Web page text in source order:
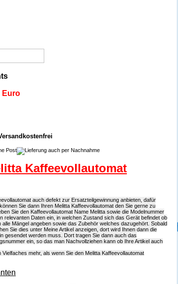
Euro
Kaffeevollautomat
auch defekt zur Ersatzteilgewinnung anbieten, dafür
Sie dann Ihren Melitta Kaffeevollautomat den Sie gerne zu
Sie den Kaffeevollautomat Name Melitta sowie die Modelnummer
relevanten Daten ein, in welchen Zustand sich das Gerät befindet ob
Mängel angeben sowie das Zubehör welches dazugehört. Sobald
Sie dies unter Meine Artikel anzeigen, dort wird Ihnen dann die
gesendet werden muss. Dort tragen Sie dann auch das
ein, so das man Nachvollziehen kann ob Ihre Artikel auch
mehr, als wenn Sie den Melitta Kaffeevollautomat